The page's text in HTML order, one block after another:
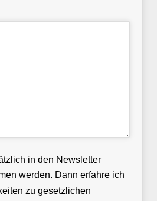
in den Newsletter
werden. Dann erfahre ich
zu gesetzlichen